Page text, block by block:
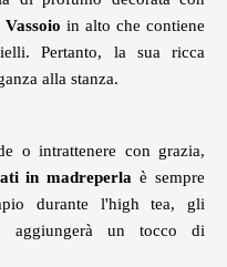
in alto che contiene
Pertanto, la sua ricca
alla stanza.
o intrattenere con grazia,
in madreperlaè sempre
durante l'high tea, gli
aggiungerà un tocco di